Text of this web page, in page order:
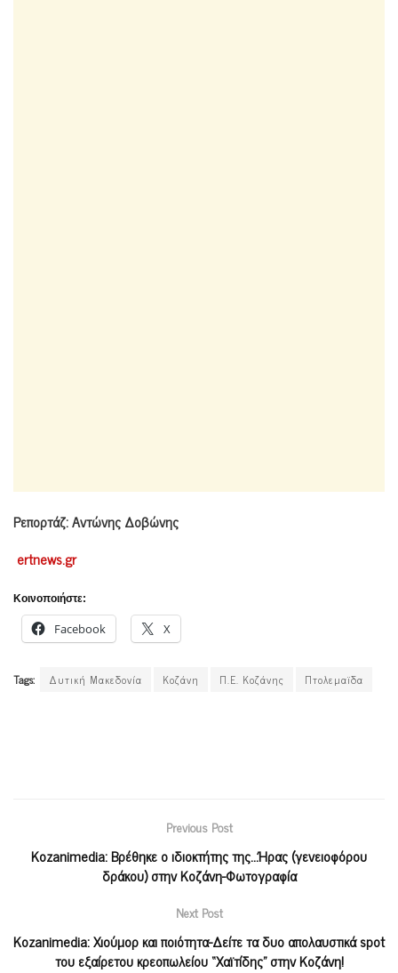
Ρεπορτάζ: Αντώνης Δοβώνης
ertnews.gr
Κοινοποιήστε:
Facebook X
Tags: Δυτική Μακεδονία Κοζάνη Π.Ε. Κοζάνης Πτολεμαϊδα
Previous Post
Kozanimedia: Βρέθηκε ο ιδιοκτήτης της…Ήρας (γενειοφόρου
δράκου) στην Κοζάνη-Φωτογραφία
Next Post
Kozanimedia: Xιούμορ και ποιότητα-Δείτε τα δυο απολαυστικά spot
του εξαίρετου κρεοπωλείου “Χαϊτίδης” στην Κοζάνη!